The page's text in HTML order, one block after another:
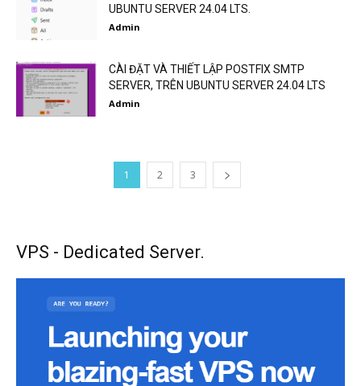
UBUNTU SERVER 24.04 LTS.
Admin
CÀI ĐẶT VÀ THIẾT LẬP POSTFIX SMTP
SERVER, TRÊN UBUNTU SERVER 24.04 LTS
Admin
1 2 3
VPS - Dedicated Server.